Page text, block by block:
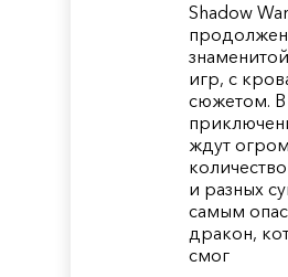
Shadow
игр, с
сюжетом. В
ждут
и разных
самым
дракон,
смог